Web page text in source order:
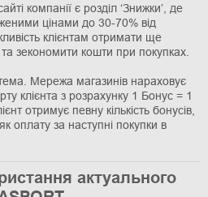
компанії є розділ ‘Знижки’, де
цінами до 30-70% від
клієнтам отримати ще
зекономити кошти при покупках.
Мережа магазинів нараховує
клієнта з розрахунку 1 Бонус = 1
отримує певну кількість бонусів,
оплату за наступні покупки в
актуального